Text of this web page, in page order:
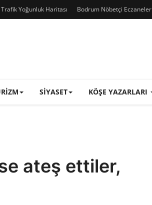
Yoğunluk Haritası Bodrum Nöbetçi Eczaneler
SIYASET KÖŞE YAZARLARI
ateş ettiler,